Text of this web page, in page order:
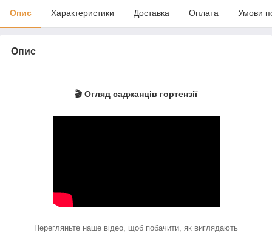
Опис Характеристики Доставка Оплата Умови
Опис
🎬 Огляд саджанців гортензії
Перегляньте наше відео, щоб побачити, як виглядають